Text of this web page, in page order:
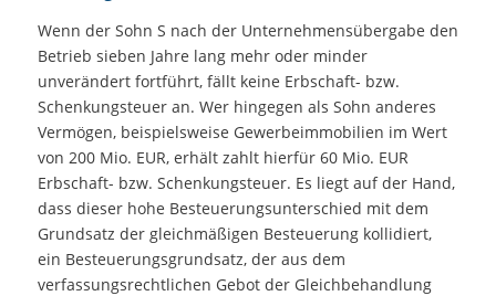
Wenn der Sohn S nach der Unternehmensübergabe den
Betrieb sieben Jahre lang mehr oder minder
unverändert fortführt, fällt keine Erbschaft- bzw.
Schenkungsteuer an. Wer hingegen als Sohn anderes
Vermögen, beispielsweise Gewerbeimmobilien im Wert
von 200 Mio. EUR, erhält zahlt hierfür 60 Mio. EUR
Erbschaft- bzw. Schenkungsteuer. Es liegt auf der Hand,
dass dieser hohe Besteuerungsunterschied mit dem
Grundsatz der gleichmäßigen Besteuerung kollidiert,
ein Besteuerungsgrundsatz, der aus dem
verfassungsrechtlichen Gebot der Gleichbehandlung